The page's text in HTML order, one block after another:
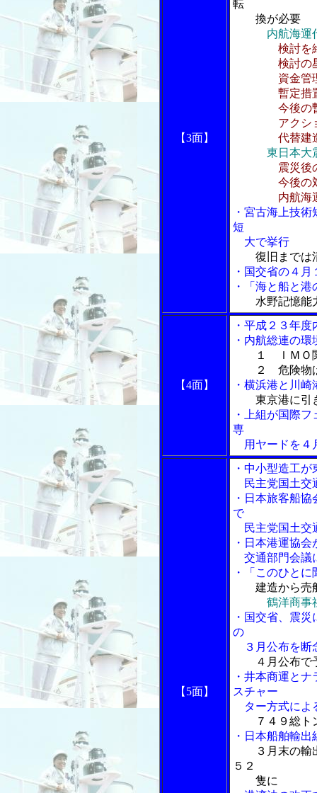
【3面】
転
換が必要
内航海運
検討を
検討の星香
資金管理計
暫定措置事
今後の暫定
アクション
代替建造促
東日本大
震災後
今後の対
内航海運
・宮古海上技
短
大で挙行
復旧までは
・国交省の４
・「海と船と
水野記憶
【4面】
・平成２３年
・内航総連の
１ ＩＭＯ
２ 危険物ば
・横浜港と川
東京港に引
・上組が国際
専
用ヤードを４
【5面】
・中小型造工
民主党国土交
・日本旅客船
で
民主党国土交
・日本港運協
交通部門会議
・「このひとに
建造から売
鶴洋商
・国交省、震
の
３月公布を断
４月公布で
・井本商運と
スチャー
ター方式によ
７４９総
・日本船舶輸
３月末の
５２
隻に